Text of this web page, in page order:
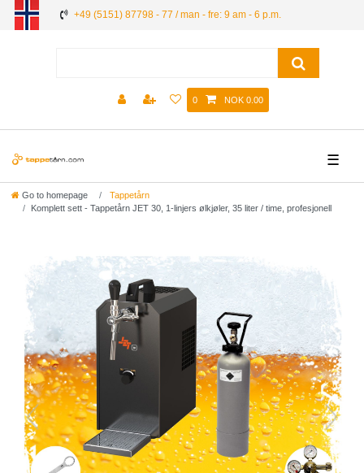
+49 (5151) 87798 - 77 / man - fre: 9 am - 6 p.m.
0 NOK 0.00
☰
Go to homepage
Tappetårn
Komplett sett - Tappetårn JET 30, 1-linjers ølkjøler, 35 liter / time, profesjonell